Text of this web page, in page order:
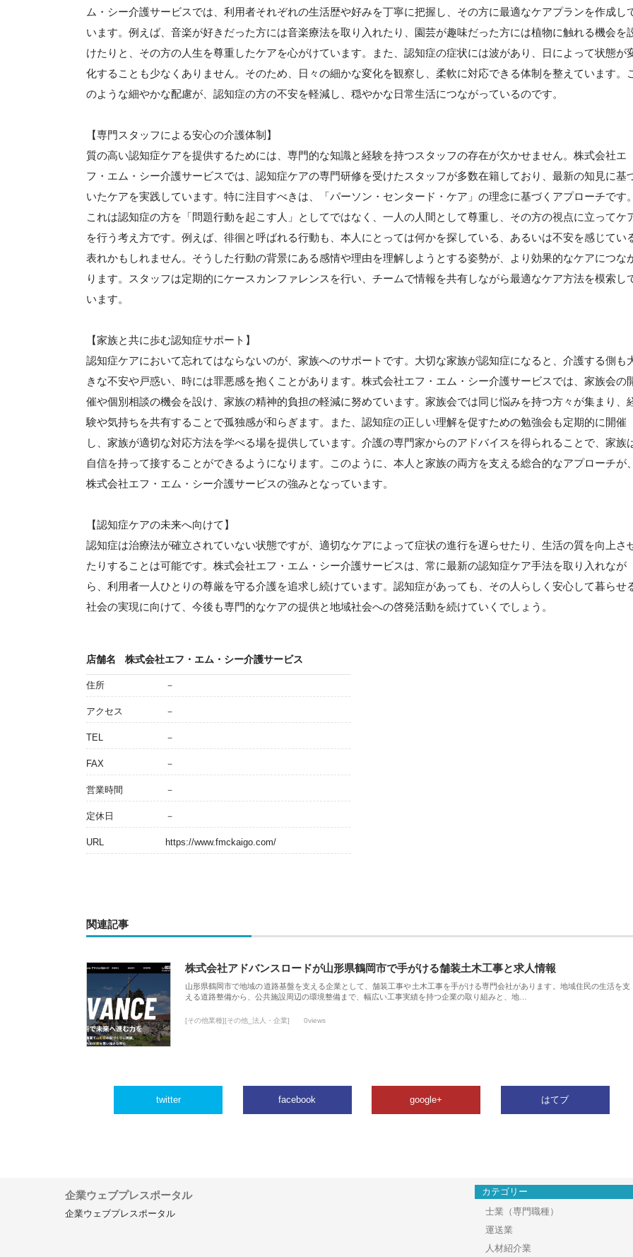
ム・シー介護サービスでは、利用者それぞれの生活歴や好みを丁寧に把握し、その方に最適なケアプランを作成し
います。例えば、音楽が好きだった方には音楽療法を取り入れたり、園芸が趣味だった方には植物に触れる機会を
けたりと、その方の人生を尊重したケアを心がけています。また、認知症の症状には波があり、日によって状態が
化することも少なくありません。そのため、日々の細かな変化を観察し、柔軟に対応できる体制を整えています。
のような細やかな配慮が、認知症の方の不安を軽減し、穏やかな日常生活につながっているのです。
【専門スタッフによる安心の介護体制】
質の高い認知症ケアを提供するためには、専門的な知識と経験を持つスタッフの存在が欠かせません。株式会社エ
フ・エム・シー介護サービスでは、認知症ケアの専門研修を受けたスタッフが多数在籍しており、最新の知見に基
いたケアを実践しています。特に注目すべきは、「パーソン・センタード・ケア」の理念に基づくアプローチです。
これは認知症の方を「問題行動を起こす人」としてではなく、一人の人間として尊重し、その方の視点に立ってケ
を行う考え方です。例えば、徘徊と呼ばれる行動も、本人にとっては何かを探している、あるいは不安を感じてい
表れかもしれません。そうした行動の背景にある感情や理由を理解しようとする姿勢が、より効果的なケアにつな
ります。スタッフは定期的にケースカンファレンスを行い、チームで情報を共有しながら最適なケア方法を模索し
います。
【家族と共に歩む認知症サポート】
認知症ケアにおいて忘れてはならないのが、家族へのサポートです。大切な家族が認知症になると、介護する側も
きな不安や戸惑い、時には罪悪感を抱くことがあります。株式会社エフ・エム・シー介護サービスでは、家族会の
催や個別相談の機会を設け、家族の精神的負担の軽減に努めています。家族会では同じ悩みを持つ方々が集まり、
験や気持ちを共有することで孤独感が和らぎます。また、認知症の正しい理解を促すための勉強会も定期的に開催
し、家族が適切な対応方法を学べる場を提供しています。介護の専門家からのアドバイスを得られることで、家族
自信を持って接することができるようになります。このように、本人と家族の両方を支える総合的なアプローチが、
株式会社エフ・エム・シー介護サービスの強みとなっています。
【認知症ケアの未来へ向けて】
認知症は治療法が確立されていない状態ですが、適切なケアによって症状の進行を遅らせたり、生活の質を向上さ
たりすることは可能です。株式会社エフ・エム・シー介護サービスは、常に最新の認知症ケア手法を取り入れなが
ら、利用者一人ひとりの尊厳を守る介護を追求し続けています。認知症があっても、その人らしく安心して暮らせ
社会の実現に向けて、今後も専門的なケアの提供と地域社会への啓発活動を続けていくでしょう。
店舗名 株式会社エフ・エム・シー介護サービス
住所 －
アクセス －
TEL －
FAX －
営業時間 －
定休日 －
URL https://www.fmckaigo.com/
関連記事
株式会社アドバンスロードが山形県鶴岡市で手がける舗装土木工事と求人情報
山形県鶴岡市で地域の道路基盤を支える企業として、舗装工事や土木工事を手がける専門会社があります。地域住民の生活を支
える道路整備から、公共施設周辺の環境整備まで、幅広い工事実績を持つ企業の取り組みと、地…
[その他業種][その他_法人・企業] 0views
twitter facebook google+ はてブ
企業ウェブプレスポータル
企業ウェブプレスポータル
カテゴリー
士業（専門職種）
運送業
人材紹介業